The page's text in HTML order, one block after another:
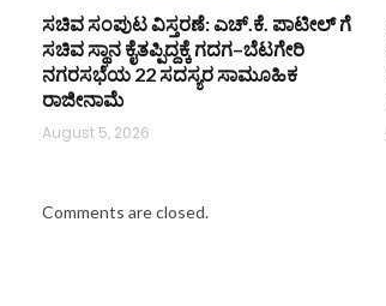
ಸಚಿವ ಸಂಪುಟ ವಿಸ್ತರಣೆ: ಎಚ್.ಕೆ. ಪಾಟೀಲ್ ಗೆ
ಸಚಿವ ಸ್ಥಾನ ಕೈತಪ್ಪಿದ್ದಕ್ಕೆ ಗದಗ–ಬೆಟಗೇರಿ
ನಗರಸಭೆಯ 22 ಸದಸ್ಯರ ಸಾಮೂಹಿಕ
ರಾಜೀನಾಮೆ
August 5, 2026
Comments are closed.